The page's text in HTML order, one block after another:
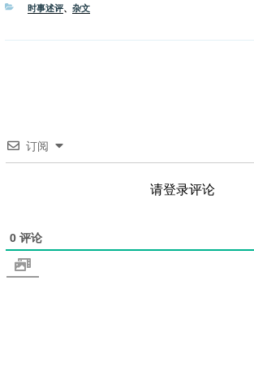
分
时事述评、 杂文
订阅
请登录评论
0 评论